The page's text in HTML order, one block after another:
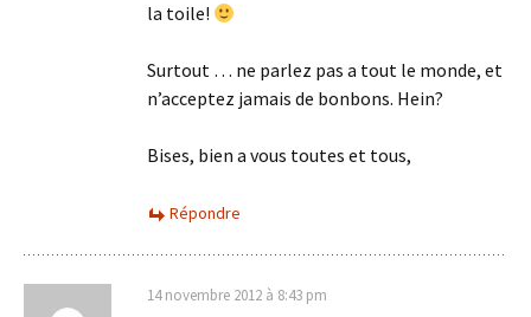
la toile!
Surtout … ne parlez pas a tout le monde, et
n’acceptez jamais de bonbons. Hein?
Bises, bien a vous toutes et tous,
Répondre
14 novembre 2012 à 8:43 pm